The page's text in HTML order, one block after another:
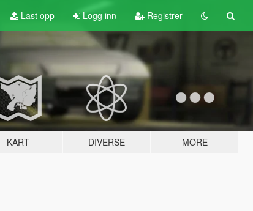
Last opp Logg inn Registrer
KART DIVERSE MORE